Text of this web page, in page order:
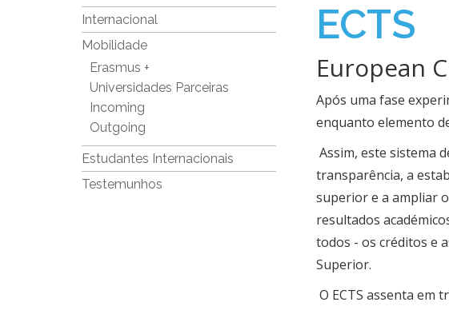
Internacional
Mobilidade
Erasmus +
Universidades Parceiras
Incoming
Outgoing
Estudantes Internacionais
Testemunhos
ECTS
European
Após uma fase
enquanto elemento
Assim, este sistema
transparência, a
superior e a ampliar
resultados
todos - os créditos e
Superior.
O ECTS assenta em